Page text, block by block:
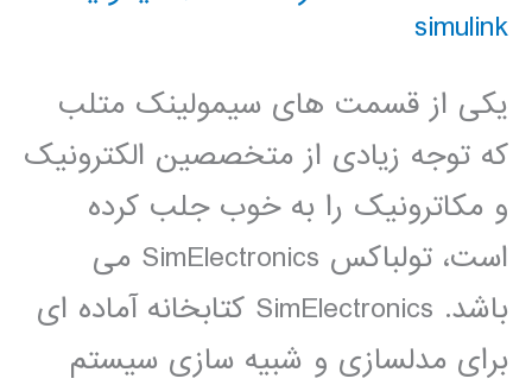
simulink
یکی از قسمت های سیمولینک متلب
که توجه زیادی از متخصصین الکترونیک
و مکاترونیک را به خوب جلب کرده
است، تولباکس SimElectronics می
باشد. SimElectronics کتابخانه آماده ای
برای مدلسازی و شبیه سازی سیستم